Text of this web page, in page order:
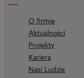
O firmie
Aktualności
Projekty
Kariera
Nasi Ludzie